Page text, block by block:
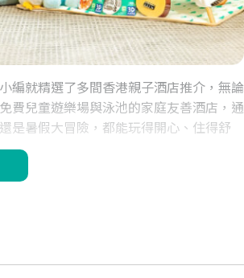
編就精選了多間香港親子酒店推介，無論
費兒童遊樂場與泳池的家庭友善酒店，通
是暑假大冒險，都能玩得開心、住得舒